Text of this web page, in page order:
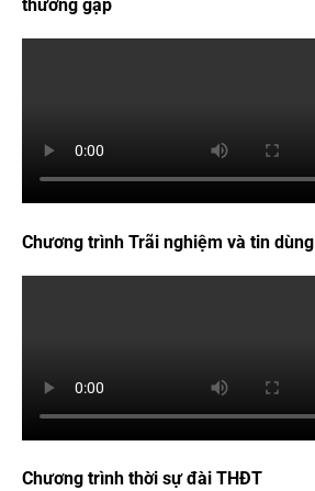
thường gặp
Chương trình Trãi nghiệm và tin dùng
Chương trình thời sự đài THĐT